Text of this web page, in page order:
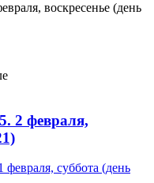
воскресенье (день
2 февраля,